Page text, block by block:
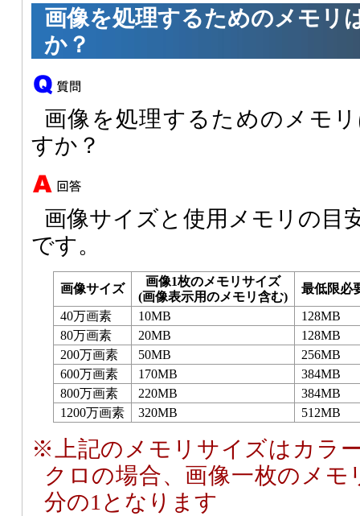
画像を処理するためのメモリ
か？
画像を処理するためのメモ
すか？
画像サイズと使用メモリの目
です。
画像サイズ
画像1枚のメモリサイズ
(画像表示用のメモリ含む)
最低限必
40万画素
10MB
128MB
80万画素
20MB
128MB
200万画素
50MB
256MB
600万画素
170MB
384MB
800万画素
220MB
384MB
1200万画素
320MB 512MB
※上記のメモリサイズはカラ
クロの場合、画像一枚のメ
分の1となります